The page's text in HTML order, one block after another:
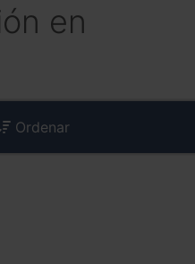
en
Ordenar